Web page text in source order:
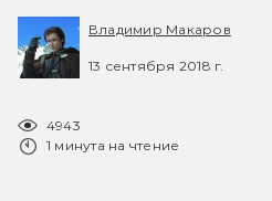
Владимир Макаров
13 сентября 2018 г.
4943
1 минута на чтение